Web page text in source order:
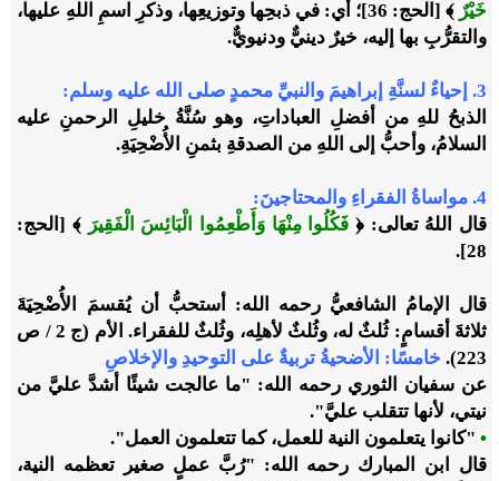
خَيْرٌ ﴾
[الحج: 36]؛ أي: في ذبحِها وتوزيعِها، وذكرِ اسمِ اللهِ عليها،
والتقرُّبِ بها إليه، خيرٌ دينيٌّ ودنيويٌّ.
3. إحياءٌ لسنَّةِ إبراهيمَ والنبيِّ محمدٍ صلى الله عليه وسلم:
الذبحُ للهِ من أفضلِ العباداتِ، وهو سُنَّةُ خليلِ الرحمنِ عليه
السلامُ، وأحبُّ إلى اللهِ من الصدقةِ بثمنِ الأُضْحِيَةِ.
4. مواساةُ الفقراءِ والمحتاجينَ:
قال اللهُ تعالى: ﴿ فَكُلُوا مِنْهَا وَأَطْعِمُوا الْبَائِسَ الْفَقِيرَ ﴾[الحج:
28].
قال الإمامُ الشافعيُّ رحمه الله: أستحبُّ أن يُقسمَ الأُضْحِيَةَ
ثلاثةَ أقسامٍ: ثُلثٌ له، وثُلثٌ لأهلِه، وثُلثٌ للفقراء. الأم (ج 2 / ص
223).
خامسًا: الأضحيةُ تربيةٌ على التوحيدِ والإخلاصِ
عن سفيان الثوري رحمه الله: "ما عالجت شيئًا أشدَّ عليَّ من
نيتي، لأنها تتقلب عليَّ".
• "كانوا يتعلمون النية للعمل، كما تتعلمون العمل".
قال ابن المبارك رحمه الله: "رُبَّ عملٍ صغير تعظمه النية،